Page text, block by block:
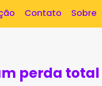
Contato Sobre
perda